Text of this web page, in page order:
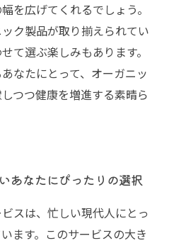
を広げてくれるでしょう。
ク製品が取り揃えられてい
て選ぶ楽しみもあります。
なたにとって、オーガニッ
つつ健康を増進する素晴ら
あなたにぴったりの選択
スは、忙しい現代人にとっ
ます。このサービスの大き